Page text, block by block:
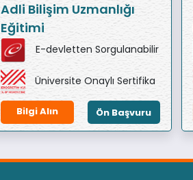
Adli Bilişim Uzmanlığı
Eğitimi
E-devletten Sorgulanabilir
Üniversite Onaylı Sertifika
Bilgi Alın Ön Başvuru